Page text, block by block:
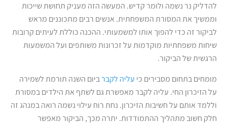
להדליק נר נשמה ולומר קדיש. המעשה הזה מעניק תחושת שייכות
וממשיך את המסורת המשפחתית. אנשים רבים מתכוננים מראש
לביקור זה כדי להפוך אותו למשמעותי. ההכנה כוללת לעיתים קרובות
שיחות משפחתיות מוקדמות על זכרונות משותפים ועל המשמעות
הרגשית של הביקור.
מומחים בתחום מסבירים כיעליה לקברביום השנה תורמת לשמירה
על הזיכרון החי. עליה לקבר מאפשרת גם לשתף את הילדים במסורת
וללמד אותם על חשיבות הזיכרון. נחת רוח עילוי נשמה רואה במנהג זה
חלק חשוב מתהליך ההתמודדות. יתרה מכך, הביקור מאפשר